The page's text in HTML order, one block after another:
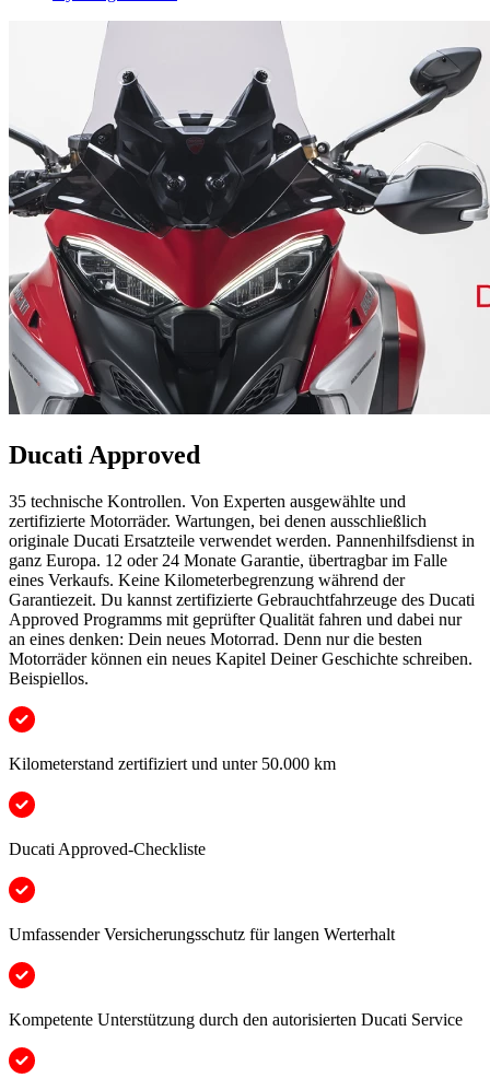
Ducati Approved
35 technische Kontrollen. Von Experten ausgewählte und
zertifizierte Motorräder. Wartungen, bei denen ausschließlich
originale Ducati Ersatzteile verwendet werden. Pannenhilfsdienst in
ganz Europa. 12 oder 24 Monate Garantie, übertragbar im Falle
eines Verkaufs. Keine Kilometerbegrenzung während der
Garantiezeit. Du kannst zertifizierte Gebrauchtfahrzeuge des Ducati
Approved Programms mit geprüfter Qualität fahren und dabei nur
an eines denken: Dein neues Motorrad. Denn nur die besten
Motorräder können ein neues Kapitel Deiner Geschichte schreiben.
Beispiellos.
Kilometerstand zertifiziert und unter 50.000 km
Ducati Approved-Checkliste
Umfassender Versicherungsschutz für langen Werterhalt
Kompetente Unterstützung durch den autorisierten Ducati Service